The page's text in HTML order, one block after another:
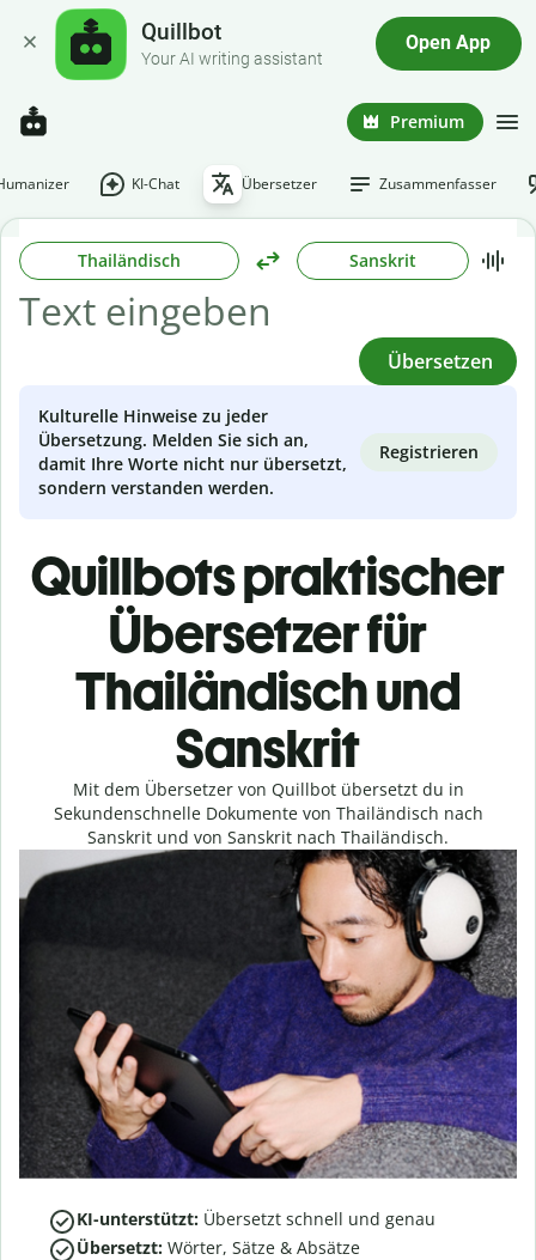
Quillbot
Your AI writing assistant
Open App
Premium
KI-Chat Übersetzer Zusammenfasser
Thailändisch Sanskrit
Übersetzen
Kulturelle Hinweise zu jeder
Übersetzung. Melden Sie sich an,
damit Ihre Worte nicht nur übersetzt,
sondern verstanden werden.
Registrieren
Quillbots praktischer
Übersetzer für
Thailändisch und
Sanskrit
Mit dem Übersetzer von Quillbot übersetzt du in
Sekundenschnelle Dokumente von Thailändisch nach
Sanskrit und von Sanskrit nach Thailändisch.
KI-unterstützt: Übersetzt schnell und genau
Übersetzt: Wörter, Sätze & Absätze